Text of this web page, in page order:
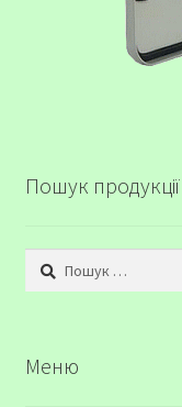
Пошук продукції
Пошук:
Меню